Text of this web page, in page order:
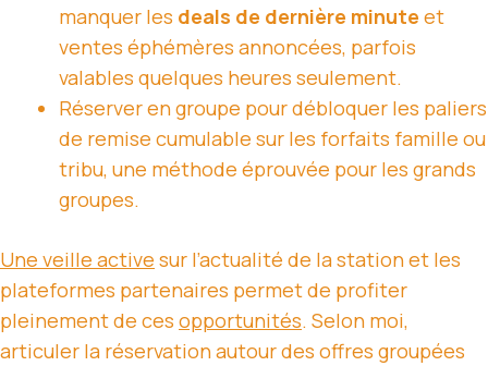
manquer les deals de dernière minute et
ventes éphémères annoncées, parfois
valables quelques heures seulement.
Réserver en groupe pour débloquer les paliers
de remise cumulable sur les forfaits famille ou
tribu, une méthode éprouvée pour les grands
groupes.
Une veille active sur l’actualité de la station et les
plateformes partenaires permet de profiter
pleinement de ces opportunités. Selon moi,
articuler la réservation autour des offres groupées